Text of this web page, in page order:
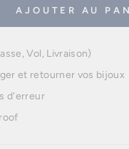
AJOUTER AU
Vol, Livraison)
et retourner vos bijoux
d'erreur